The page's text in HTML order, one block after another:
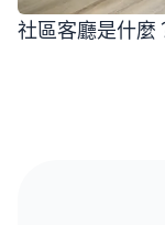
社區客廳是什麼